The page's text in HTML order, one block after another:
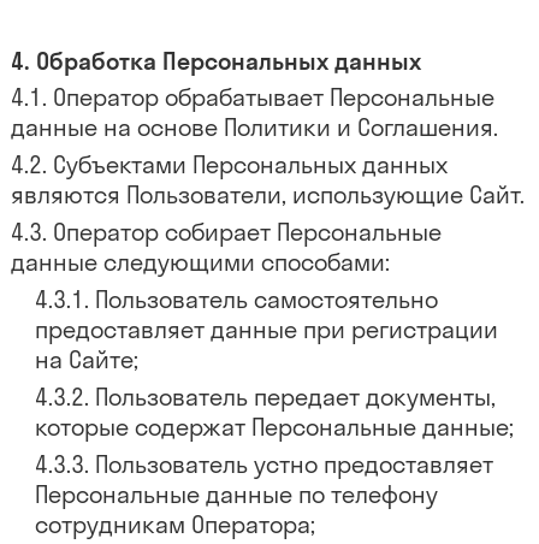
Обработка Персональных данных
Оператор обрабатывает Персональные
данные на основе Политики и Соглашения.
Субъектами Персональных данных
являются Пользователи, использующие Сайт.
Оператор собирает Персональные
данные следующими способами:
Пользователь самостоятельно
предоставляет данные при регистрации
на Сайте;
Пользователь передает документы,
которые содержат Персональные данные;
Пользователь устно предоставляет
Персональные данные по телефону
сотрудникам Оператора;